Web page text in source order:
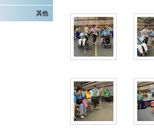
其他